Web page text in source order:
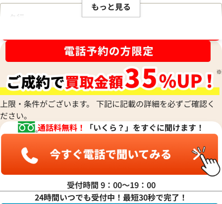
タ行
ハ行
マ行
ヤ行
もっと見る
上限・条件がございます。 下記に記載の詳細を必ずご確認く
ださい。
通話料無料！
「いくら？」をすぐに聞けます！
受付時間 9：00〜19：00
24時間いつでも受付中！最短30秒で完了！